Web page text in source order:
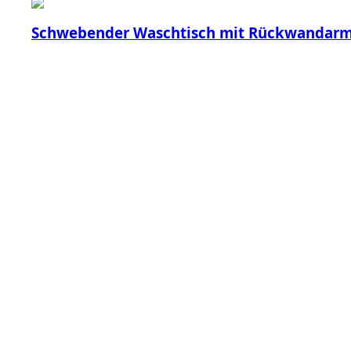
Schwebender Waschtisch mit